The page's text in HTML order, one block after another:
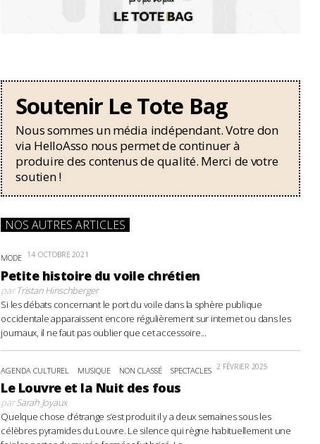
Soutenir Le Tote Bag
Nous sommes un média indépendant. Votre don
via HelloAsso nous permet de continuer à
produire des contenus de qualité. Merci de votre
soutien !
NOS AUTRES ARTICLES
MODE 14 OCTOBRE 2021
Petite histoire du voile chrétien
parTristan Hinschberger
Si les débats concernant le port du voile dans la sphère publique
occidentale apparaissent encore régulièrement sur internet ou dans les
journaux, il ne faut pas oublier que cet accessoire...
AGENDA CULTUREL MUSIQUE NON CLASSÉ SPECTACLES 2 FÉVRIER 2025
Le Louvre et la Nuit des fous
parSarah Joyaux
Quelque chose d’étrange s’est produit il y a deux semaines sous les
célèbres pyramides du Louvre. Le silence qui règne habituellement une